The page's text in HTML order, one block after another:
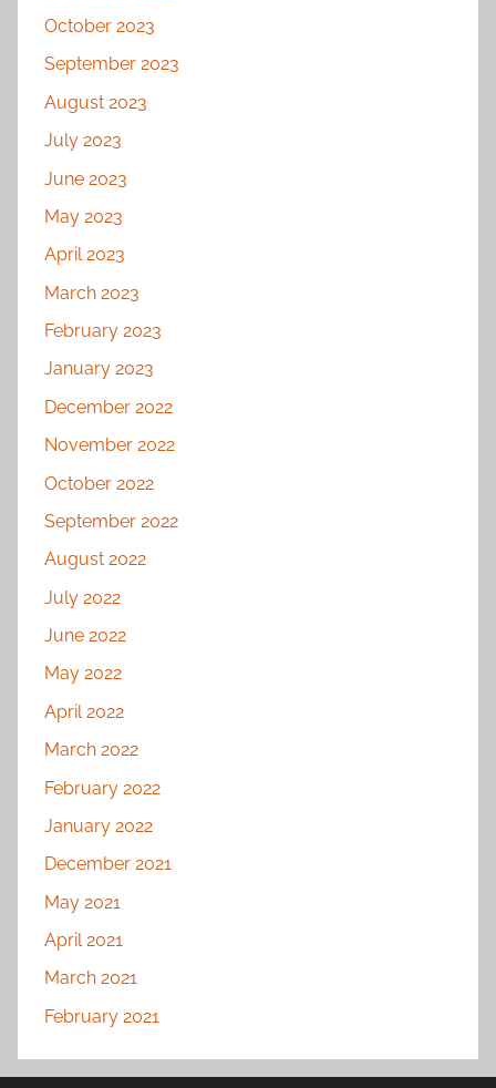
October 2023
September 2023
August 2023
July 2023
June 2023
May 2023
April 2023
March 2023
February 2023
January 2023
December 2022
November 2022
October 2022
September 2022
August 2022
July 2022
June 2022
May 2022
April 2022
March 2022
February 2022
January 2022
December 2021
May 2021
April 2021
March 2021
February 2021